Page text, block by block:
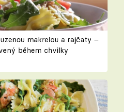
makrelou a rajčaty –
během chvilky